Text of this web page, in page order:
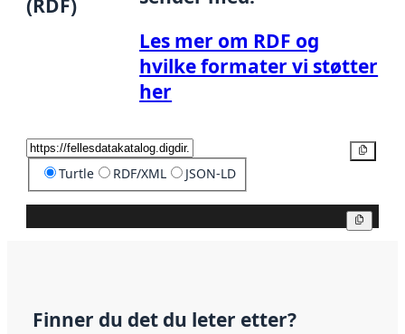
(RDF)
Les mer om RDF og
hvilke formater vi støtter
her
Turtle RDF/XML JSON-LD
Finner du det du leter etter?